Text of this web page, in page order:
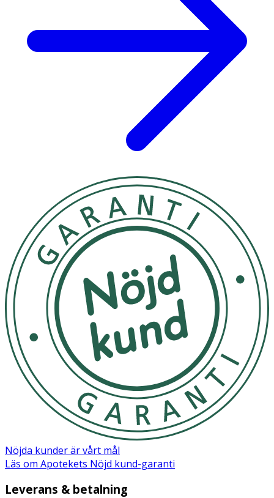
Nöjda kunder är vårt mål
Läs om Apotekets Nöjd kund-garanti
Leverans & betalning